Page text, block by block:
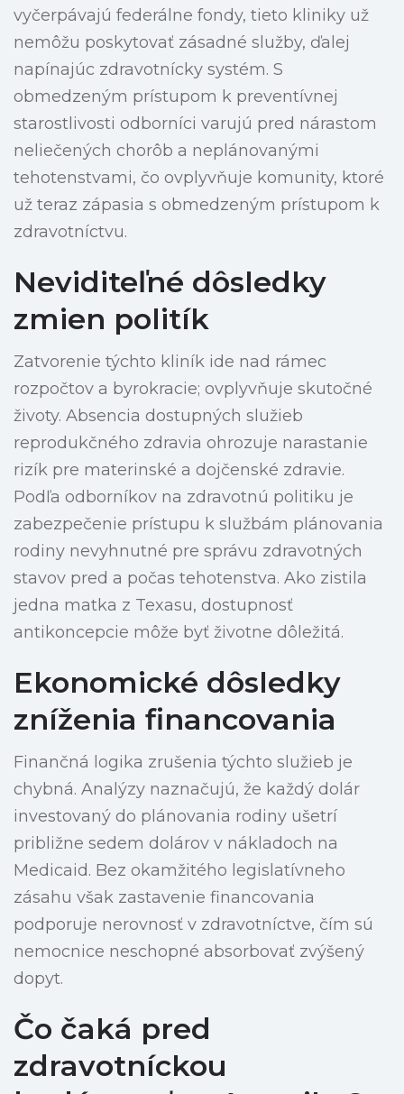
vyčerpávajú federálne fondy, tieto kliniky už
nemôžu poskytovať zásadné služby, ďalej
napínajúc zdravotnícky systém. S
obmedzeným prístupom k preventívnej
starostlivosti odborníci varujú pred nárastom
neliečených chorôb a neplánovanými
tehotenstvami, čo ovplyvňuje komunity, ktoré
už teraz zápasia s obmedzeným prístupom k
zdravotníctvu.
Neviditeľné dôsledky
zmien politík
Zatvorenie týchto kliník ide nad rámec
rozpočtov a byrokracie; ovplyvňuje skutočné
životy. Absencia dostupných služieb
reprodukčného zdravia ohrozuje narastanie
rizík pre materinské a dojčenské zdravie.
Podľa odborníkov na zdravotnú politiku je
zabezpečenie prístupu k službám plánovania
rodiny nevyhnutné pre správu zdravotných
stavov pred a počas tehotenstva. Ako zistila
jedna matka z Texasu, dostupnosť
antikoncepcie môže byť životne dôležitá.
Ekonomické dôsledky
zníženia financovania
Finančná logika zrušenia týchto služieb je
chybná. Analýzy naznačujú, že každý dolár
investovaný do plánovania rodiny ušetrí
približne sedem dolárov v nákladoch na
Medicaid. Bez okamžitého legislatívneho
zásahu však zastavenie financovania
podporuje nerovnosť v zdravotníctve, čím sú
nemocnice neschopné absorbovať zvýšený
dopyt.
Čo čaká pred
zdravotníckou